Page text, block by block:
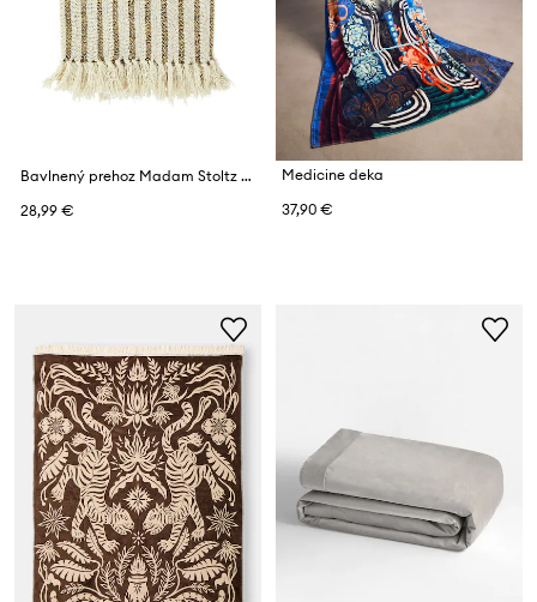
Bavlnený prehoz Madam Stoltz 125 x 175 cm
28,99 €
Medicine deka
37,90 €